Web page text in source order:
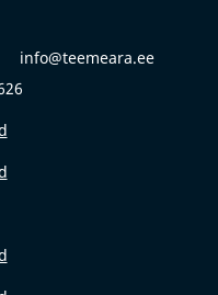
info@teemeara.ee